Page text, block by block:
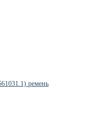
ремень